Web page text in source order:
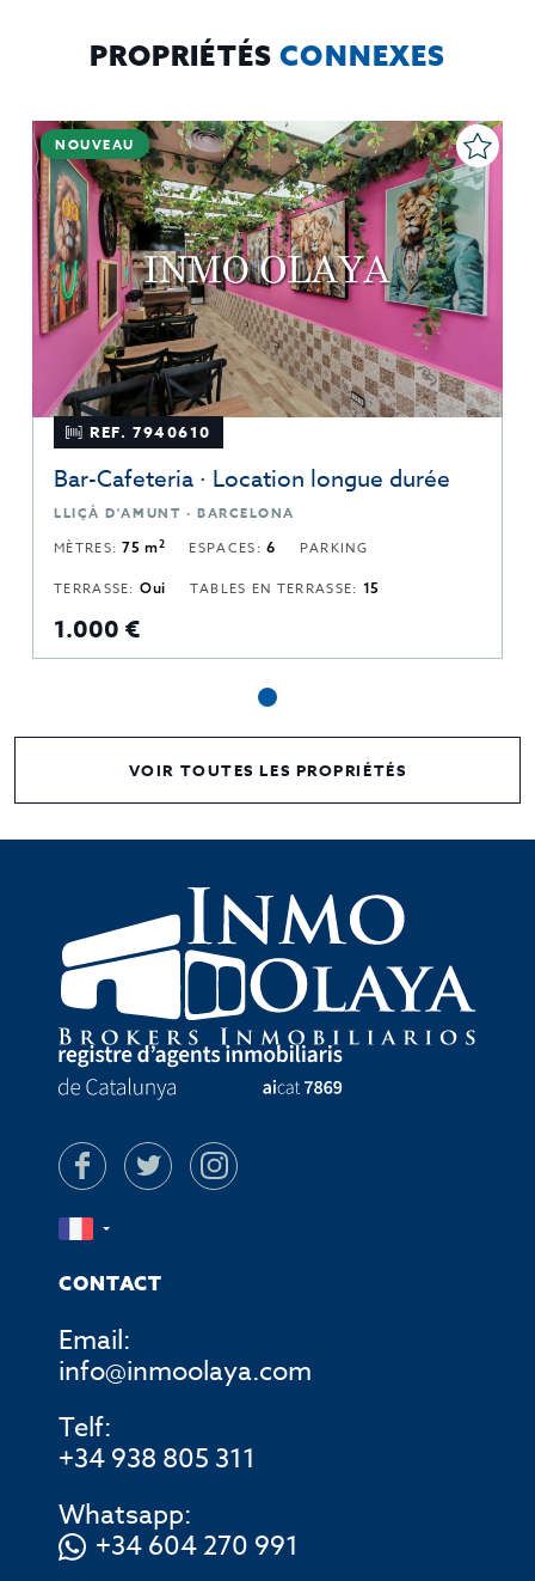
PROPRIÉTÉS CONNEXES
NOUVEAU
REF. 7940610
Bar-Cafeteria · Location longue durée
LLIÇÀ D'AMUNT · BARCELONA
MÈTRES:75 m2 ESPACES:6
PARKING
TERRASSE: Oui TABLES EN TERRASSE: 15
1.000 €
VOIR TOUTES LES PROPRIÉTÉS
CONTACT
Email:
info@inmoolaya.com
Telf:
+34 938 805 311
Whatsapp:
+34 604 270 991